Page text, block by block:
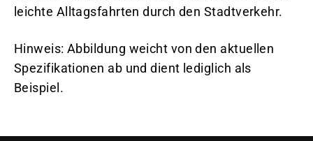
leichte Alltagsfahrten durch den Stadtverkehr.
Hinweis: Abbildung weicht von den aktuellen
Spezifikationen ab und dient lediglich als
Beispiel.